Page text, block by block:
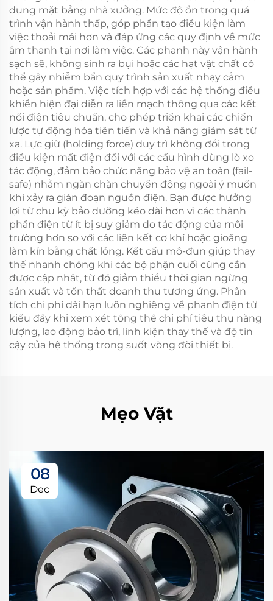
dụng mặt bằng nhà xưởng. Mức độ ồn trong quá
trình vận hành thấp, góp phần tạo điều kiện làm
việc thoải mái hơn và đáp ứng các quy định về mức
âm thanh tại nơi làm việc. Các phanh này vận hành
sạch sẽ, không sinh ra bụi hoặc các hạt vật chất có
thể gây nhiễm bẩn quy trình sản xuất nhạy cảm
hoặc sản phẩm. Việc tích hợp với các hệ thống điều
khiển hiện đại diễn ra liền mạch thông qua các kết
nối điện tiêu chuẩn, cho phép triển khai các chiến
lược tự động hóa tiên tiến và khả năng giám sát từ
xa. Lực giữ (holding force) duy trì không đổi trong
điều kiện mất điện đối với các cấu hình dùng lò xo
tác động, đảm bảo chức năng bảo vệ an toàn (fail-
safe) nhằm ngăn chặn chuyển động ngoài ý muốn
khi xảy ra gián đoạn nguồn điện. Bạn được hưởng
lợi từ chu kỳ bảo dưỡng kéo dài hơn vì các thành
phần điện từ ít bị suy giảm do tác động của môi
trường hơn so với các liên kết cơ khí hoặc gioăng
làm kín bằng chất lỏng. Kết cấu mô-đun giúp thay
thế nhanh chóng khi các bộ phận cuối cùng cần
được cập nhật, từ đó giảm thiểu thời gian ngừng
sản xuất và tổn thất doanh thu tương ứng. Phân
tích chi phí dài hạn luôn nghiêng về phanh điện từ
kiểu đẩy khi xem xét tổng thể chi phí tiêu thụ năng
lượng, lao động bảo trì, linh kiện thay thế và độ tin
cậy của hệ thống trong suốt vòng đời thiết bị.
Mẹo Vặt
08
Dec